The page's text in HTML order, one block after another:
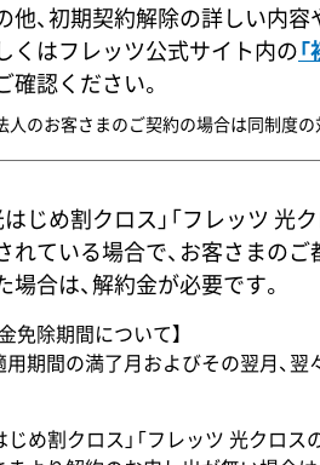
他、初期契約解除の詳しい内容
くはフレッツ公式サイト内の
確認ください。
人のお客さまのご契約の場合は同制度の
はじめ割クロス」「フレッツ 光
れている場合で、お客さまのご
場合は、解約金が必要です。
免除期間について】
用期間の満了月およびその翌月、
はじめ割クロス」「フレッツ 光クロ